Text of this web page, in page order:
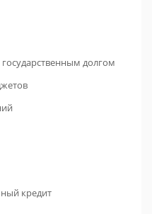
долгом
кредит